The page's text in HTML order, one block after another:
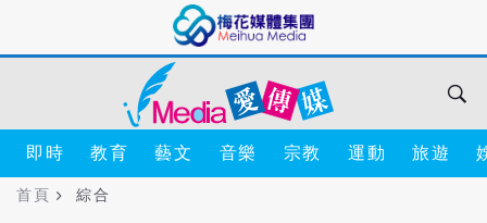
即時 教育 藝文 音樂 宗教 運動 旅遊
首頁 綜合